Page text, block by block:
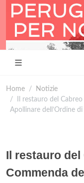
Home
Notizie
Il restauro del
Apollinare dell’Ordine
Il restauro del
Commenda